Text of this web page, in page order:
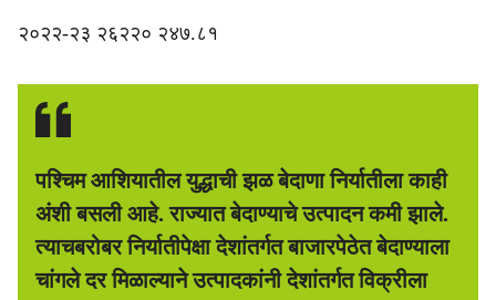
२०२२-२३ २६२२० २४७.८१
पश्‍चिम आशियातील युद्धाची झळ बेदाणा निर्यातीला काही
अंशी बसली आहे. राज्यात बेदाण्याचे उत्पादन कमी झाले.
त्याचबरोबर निर्यातीपेक्षा देशांतर्गत बाजारपेठेत बेदाण्याला
चांगले दर मिळाल्याने उत्पादकांनी देशांतर्गत विक्रीला